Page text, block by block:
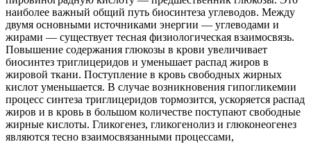
наиболее важный общий путь биосинтеза углеводов. Между
двумя основными источниками энергии — углеводами и
жирами — существует тесная физиологическая взаимосвязь.
Повышение содержания глюкозы в крови увеличивает
биосинтез триглицеридов и уменьшает распад жиров в
жировой ткани. Поступление в кровь свободных жирных
кислот уменьшается. В случае возникновения гипогликемии
процесс синтеза триглицеридов тормозится, ускоряется распад
жиров и в кровь в большом количестве поступают свободные
жирные кислоты. Гликогенез, гликогенолиз и глюконеогенез
являются тесно взаимосвязанными процессами,